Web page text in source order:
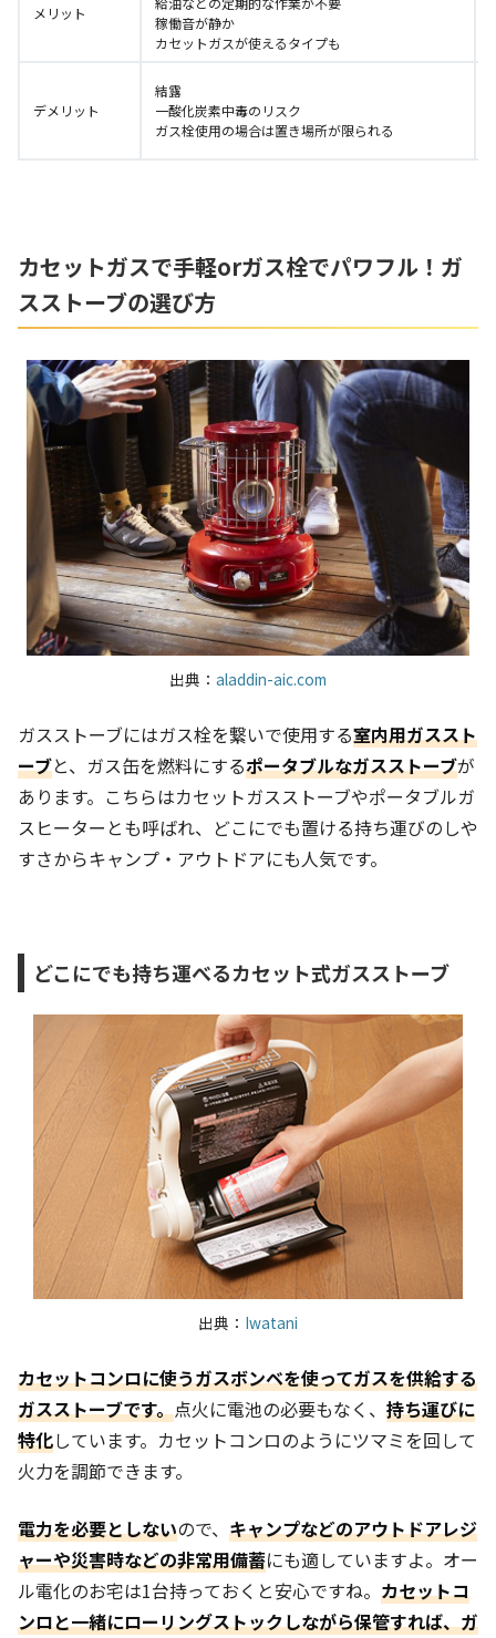
メリット
稼働音が静か
カセットガスが使えるタイプも
デメリット
結露
一酸化炭素中毒のリスク
ガス栓使用の場合は置き場所が限られる
カセットガスで手軽orガス栓でパワフル！ガ
スストーブの選び方
出典： aladdin-aic.com
ガスストーブにはガス栓を繋いで使用する室内用ガススト
ーブと、ガス缶を燃料にするポータブルなガスストーブが
あります。こちらはカセットガスストーブやポータブルガ
スヒーターとも呼ばれ、どこにでも置ける持ち運びのしや
すさからキャンプ・アウトドアにも人気です。
どこにでも持ち運べるカセット式ガスストーブ
出典： Iwatani
カセットコンロに使うガスボンベを使ってガスを供給する
ガスストーブです。点火に電池の必要もなく、 持ち運びに
特化しています。カセットコンロのようにツマミを回して
火力を調節できます。
電力を必要としないので、 キャンプなどのアウトドアレジ
ャーや災害時などの非常用備蓄にも適していますよ。オー
ル電化のお宅は1台持っておくと安心ですね。 カセットコ
ンロと一緒にローリングストックしながら保管すれば、ガ